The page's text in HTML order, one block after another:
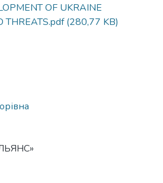
OF UKRAINE
THREATS.pdf(280,77 KB)